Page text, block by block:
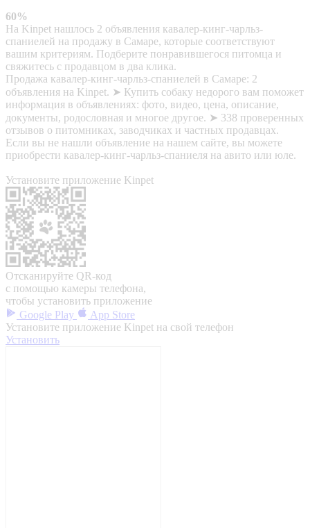
60%
На Kinpet нашлось 2 объявления кавалер-кинг-чарльз-
спаниелей на продажу в Самаре, которые соответствуют
вашим критериям. Подберите понравившегося питомца и
свяжитесь с продавцом в два клика.
Продажа кавалер-кинг-чарльз-спаниелей в Самаре: 2
объявления на Kinpet. ➤ Купить собаку недорого вам поможет
информация в объявлениях: фото, видео, цена, описание,
документы, родословная и многое другое. ➤ 338 проверенных
отзывов о питомниках, заводчиках и частных продавцах.
Если вы не нашли объявление на нашем сайте, вы можете
приобрести кавалер-кинг-чарльз-спаниеля на авито или юле.
Установите приложение Kinpet
Отсканируйте QR-код
с помощью камеры телефона,
чтобы установить приложение
Google Play
App Store
Установите приложение Kinpet на свой телефон
Установить